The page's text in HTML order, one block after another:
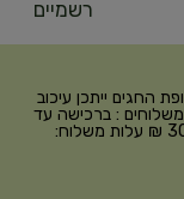
רשמיים
עסקים, בתקופת החגים ייתכן עיכוב
משלוחים : ברכישה עד
299₪ עלות משלוח 22₪, ברכישה של 300-599 ₪ עלות משלוח: